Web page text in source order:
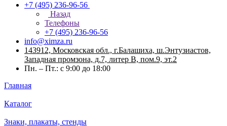
+7 (495) 236-96-56
Назад
Телефоны
+7 (495) 236-96-56
info@ximza.ru
143912, Московская обл., г.Балашиха, ш.Энтузиастов,
Западная промзона, д.7, литер В, пом.9, эт.2
Пн. – Пт.: с 9:00 до 18:00
Главная
Каталог
Знаки, плакаты, стенды